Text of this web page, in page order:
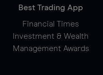
Best Trading App
Financial Times
Investment & Wealth
Management Awards